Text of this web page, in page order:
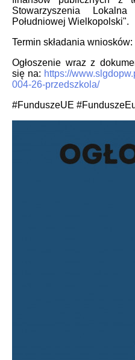
Stowarzyszenia
Południowej Wielkopolski".
Termin składania
Ogłoszenie wraz z
się na: https://
004-26-przedszkola/
#FunduszeUE